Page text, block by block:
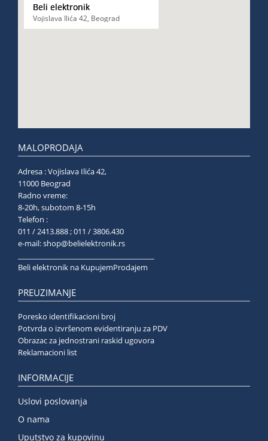
Beli elektronik
Vojislava Ilića 42, Beograd
MALOPRODAJA
Adresa : Vojislava Ilića 42,
11000 Beograd
Radno vreme:
8-20h, subotom 8-15h
Telefon :
011 / 2413.888 ; 011 / 3806.430
e-mail:shop@belielektronik.rs
Beli elektronik na KupujemProdajem
PREUZIMANJE
Poresko identifikacioni broj
Potvrda o izvršenom evidentiranju za PDV
Obrazac za jednostrani raskid ugovora
Reklamacioni list
INFORMACIJE
Uslovi poslovanja
O nama
Uputstvo za kupovinu